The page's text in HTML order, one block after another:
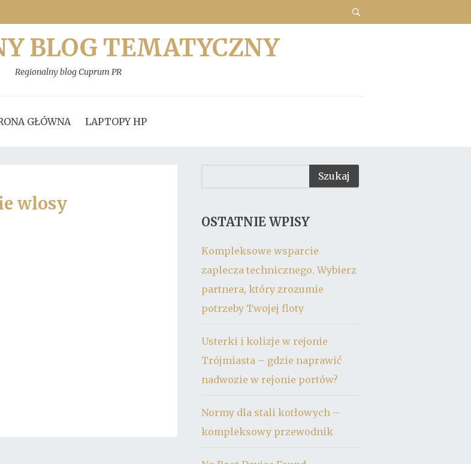
BLOG TEMATYCZNY
Regionalny blog Cuprum PR
GŁÓWNA LAPTOPY HP
wlosy
OSTATNIE WPISY
Kompleksowe wsparcie
zaplecza technicznego. Wybierz
partnera, który zrozumie
potrzeby Twojej floty
Usterki i kolizje w rejonie
Trójmiasta – gdzie naprawić
nadwozie w rejonie portów?
Normy dla stali kotłowych –
kompleksowy przewodnik